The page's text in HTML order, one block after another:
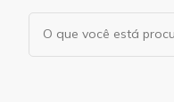
Procurando
algo?